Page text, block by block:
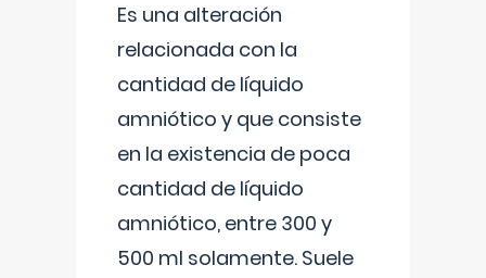
Es una alteración
relacionada con la
cantidad de líquido
amniótico y que consiste
en la existencia de poca
cantidad de líquido
amniótico, entre 300 y
500 ml solamente. Suele